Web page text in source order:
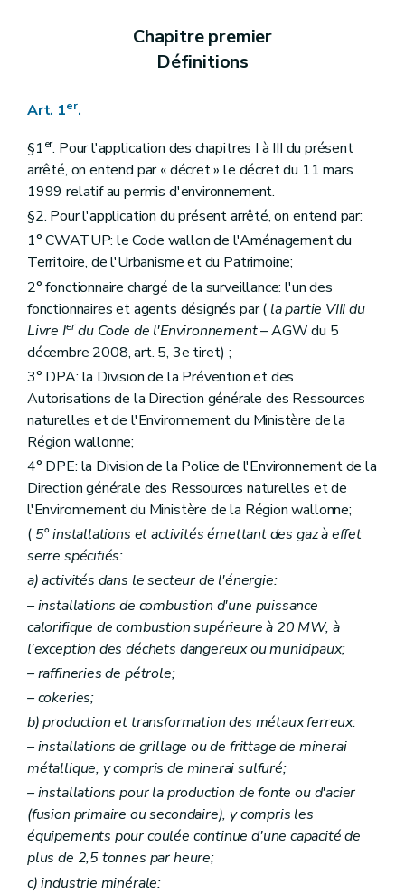
Art. 160
Art. 166
Art. 167
Art. 168
Art. 169
Art. 170
Art. 171
Art. 172
Art. 173
Art. 174
Art. 175
Art. 176
Sous-section 3 Déchets
Art. 177
Art. 178
Art. 179
Art. 180
Art. 181
Art. 182
Art. 183
Art. 184
Art. 185
Art. 186
Art. 187
Art. 188
Art. 189
Art. 190
Art. 191
Art. 192
Art. 193
Art. 194
Art. 195
Art. 196
Art. 197
Art. 198
Art. 199
Art. 200
Art. 201
Art. 202
Art. 203
Art. 204
Art. 205
Art. 206
Art. 207
Art. 208
Chapitre premier
Définitions
Art. 1er.
§1er. Pour l'application des chapitres I à III du présent
arrêté, on entend par « décret » le décret du 11 mars
1999 relatif au permis d'environnement.
§2. Pour l'application du présent arrêté, on entend par:
1° CWATUP: le Code wallon de l'Aménagement du
Territoire, de l'Urbanisme et du Patrimoine;
2° fonctionnaire chargé de la surveillance: l'un des
fonctionnaires et agents désignés par ( la partie VIII du
Livre Ierdu Code de l'Environnement– AGW du 5
décembre 2008, art. 5, 3e tiret) ;
3° DPA: la Division de la Prévention et des
Autorisations de la Direction générale des Ressources
naturelles et de l'Environnement du Ministère de la
Région wallonne;
4° DPE: la Division de la Police de l'Environnement de la
Direction générale des Ressources naturelles et de
l'Environnement du Ministère de la Région wallonne;
( 5° installations et activités émettant des gaz à effet
serre spécifiés:
a) activités dans le secteur de l'énergie:
– installations de combustion d'une puissance
calorifique de combustion supérieure à 20 MW, à
l'exception des déchets dangereux ou municipaux;
– raffineries de pétrole;
– cokeries;
b) production et transformation des métaux ferreux:
– installations de grillage ou de frittage de minerai
métallique, y compris de minerai sulfuré;
– installations pour la production de fonte ou d'acier
(fusion primaire ou secondaire), y compris les
équipements pour coulée continue d'une capacité de
plus de 2,5 tonnes par heure;
c) industrie minérale: